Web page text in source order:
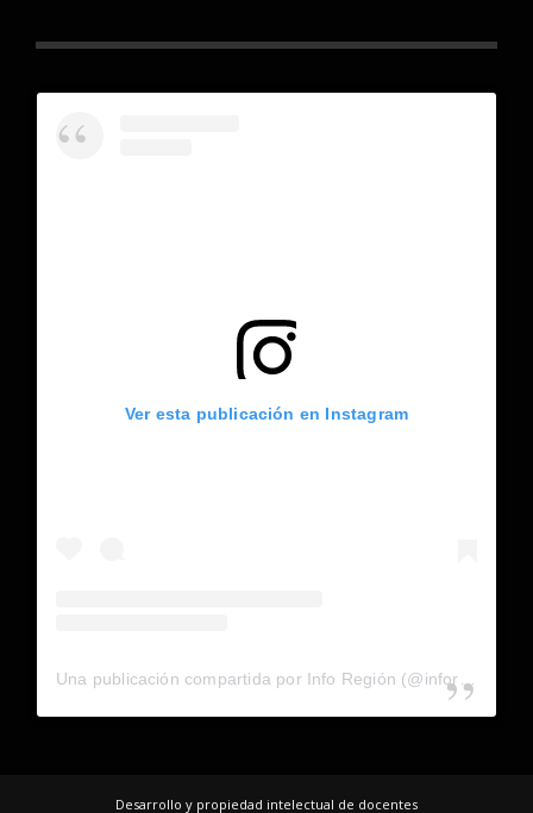
Ver esta publicación en Instagram
Desarrollo y propiedad intelectual de docentes